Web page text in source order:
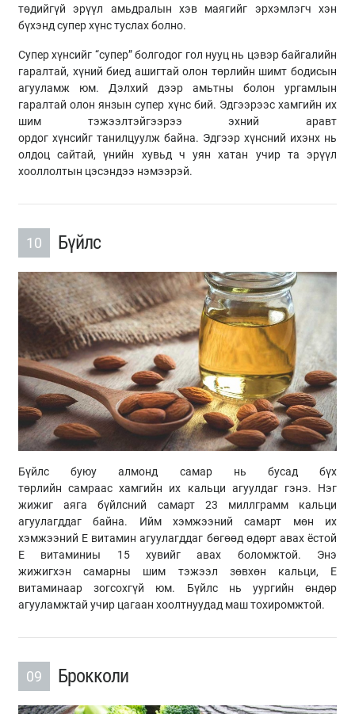
төдийгүй эрүүл амьдралын хэв маягийг эрхэмлэгч хэн
бүхэнд супер хүнс туслах болно.
Супер хүнсийг “супер” болгодог гол нууц нь цэвэр байгалийн
гаралтай, хүний биед ашигтай олон төрлийн шимт бодисын
агууламж юм. Дэлхий дээр амьтны болон ургамлын
гаралтай олон янзын супер хүнс бий. Эдгээрээс хамгийн их
шим тэжээлтэйгээрээ эхний аравт
ордог хүнсийг танилцуулж байна. Эдгээр хүнсний ихэнх нь
олдоц сайтай, үнийн хувьд ч уян хатан учир та эрүүл
хооллолтын цэсэндээ нэмээрэй.
10 Бүйлс
Бүйлс буюу алмонд самар нь бусад бүх
төрлийн самраас хамгийн их кальци агуулдаг гэнэ. Нэг
жижиг аяга бүйлсний самарт 23 миллграмм кальци
агуулагддаг байна. Ийм хэмжээний самарт мөн их
хэмжээний Е витамин агуулагддаг бөгөөд өдөрт авах ёстой
Е витаминиы 15 хувийг авах боломжтой. Энэ
жижигхэн самарны шим тэжээл зөвхөн кальци, Е
витаминаар зогсохгүй юм. Бүйлс нь уургийн өндөр
агууламжтай учир цагаан хоолтнуудад маш тохиромжтой.
09 Брокколи